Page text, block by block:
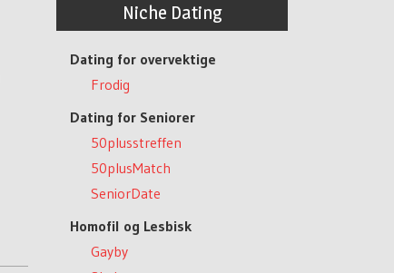
Niche Dating
Dating for overvektige
Frodig
Dating for Seniorer
50plusstreffen
50plusMatch
SeniorDate
Homofil og Lesbisk
Gayby